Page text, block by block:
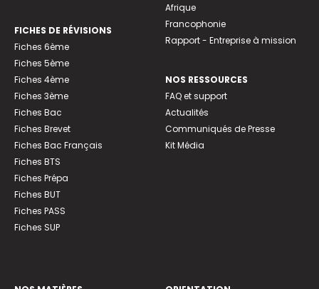
FICHES DE RÉVISIONS
Fiches 6ème
Fiches 5ème
Fiches 4ème
Fiches 3ème
Fiches Bac
Fiches Brevet
Fiches Bac Français
Fiches BTS
Fiches Prépa
Fiches BUT
Fiches PASS
Fiches SUP
Afrique
Francophonie
Rapport - Entreprise à mission
NOS RESSOURCES
FAQ et support
Actualités
Communiqués de Presse
Kit Média